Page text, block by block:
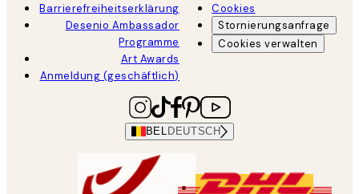
Barrierefreiheitserklärung
Desenio Ambassador
Programme
Art Awards
Anmeldung (geschäftlich)
Cookies
Stornierungsanfrage
Cookies verwalten
BEL DEUTSCH